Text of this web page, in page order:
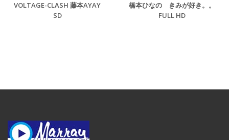
VOLTAGE-CLASH 藤本AYAY
SD
橋本ひなの きみが好き。。
FULL HD